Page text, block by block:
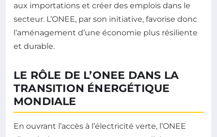
aux importations et créer des emplois dans le
secteur. L’ONEE, par son initiative, favorise donc
l’aménagement d’une économie plus résiliente
et durable.
LE RÔLE DE L’ONEE DANS LA
TRANSITION ÉNERGÉTIQUE
MONDIALE
En ouvrant l’accès à l’électricité verte, l’ONEE